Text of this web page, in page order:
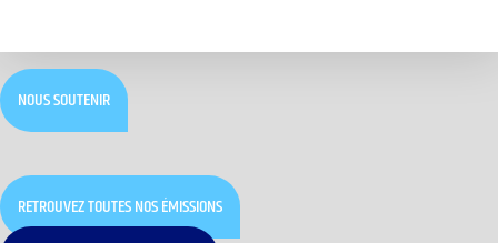
NOUS SOUTENIR
RETROUVEZ TOUTES NOS ÉMISSIONS